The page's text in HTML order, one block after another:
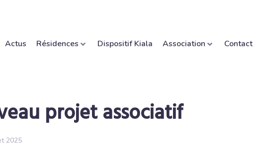
Actus Résidences Dispositif Kiala Association Contact
projet associatif
2025